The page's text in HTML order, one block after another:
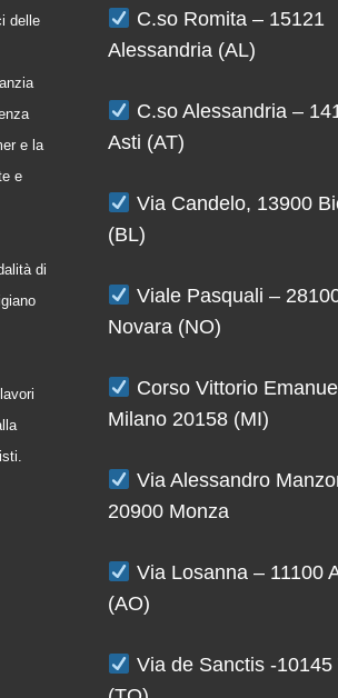
delle
e la
e
di
C.so Romita – 15121
Alessandria (AL)
C.so Alessandria –
Asti (AT)
Via Candelo, 13900
(BL)
Viale Pasquali –
Novara (NO)
Corso Vittorio
Milano 20158 (MI)
Via Alessandro
20900 Monza
Via Losanna – 11100
(AO)
Via de Sanctis -10145